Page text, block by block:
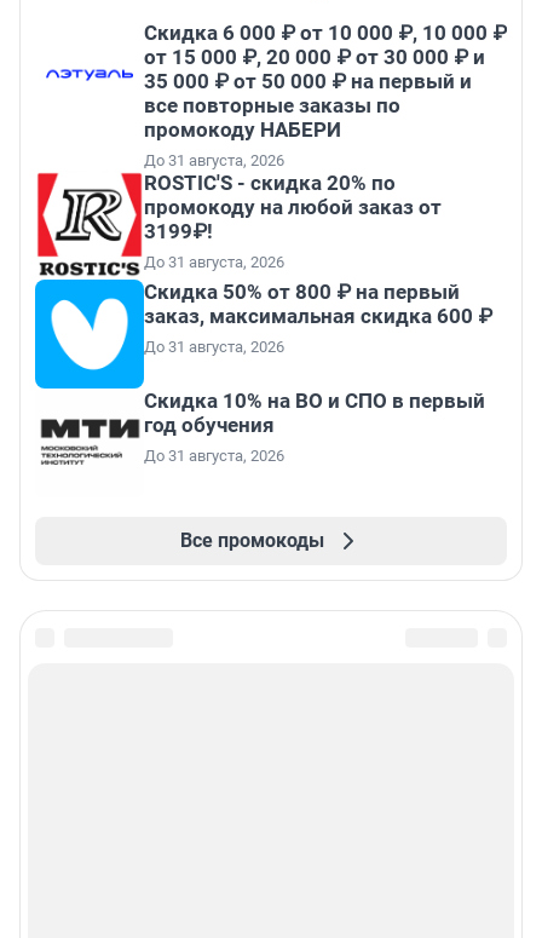
Скидка 6 000 ₽ от 10 000 ₽, 10 000 ₽
от 15 000 ₽, 20 000 ₽ от 30 000 ₽ и
35 000 ₽ от 50 000 ₽ на первый и
все повторные заказы по
промокоду НАБЕРИ
До 31 августа, 2026
ROSTIC'S - скидка 20% по
промокоду на любой заказ от
3199₽!
До 31 августа, 2026
Скидка 50% от 800 ₽ на первый
заказ, максимальная скидка 600 ₽
До 31 августа, 2026
Скидка 10% на ВО и СПО в первый
год обучения
До 31 августа, 2026
Все промокоды